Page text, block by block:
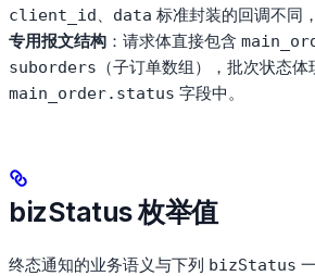
client_id data 标准封装的回调不同，
专用报文结构 ：请求体直接包含
suborders （子订单数组），批次状态体
main_order.status 字段中。
bizStatus 枚举值
终态通知的业务语义与下列 bizStatus